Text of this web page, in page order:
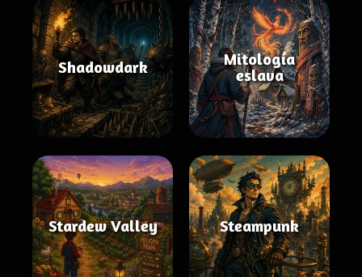
Shadowdark
Mitología
eslava
Stardew Valley Steampunk